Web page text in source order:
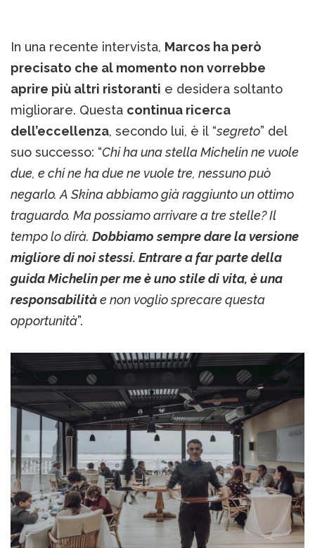
In una recente intervista, Marcos ha però
precisato che al momento non vorrebbe
aprire più altri ristoranti e desidera soltanto
migliorare. Questa continua ricerca
dell’eccellenza, secondo lui, è il “segreto” del
suo successo: “Chi ha una stella Michelin ne vuole
due, e chi ne ha due ne vuole tre, nessuno può
negarlo. A Skina abbiamo già raggiunto un ottimo
traguardo. Ma possiamo arrivare a tre stelle? Il
tempo lo dirà. Dobbiamo sempre dare la versione
migliore di noi stessi. Entrare a far parte della
guida Michelin per me è uno stile di vita, è una
responsabilitàe non voglio sprecare questa
opportunità”.